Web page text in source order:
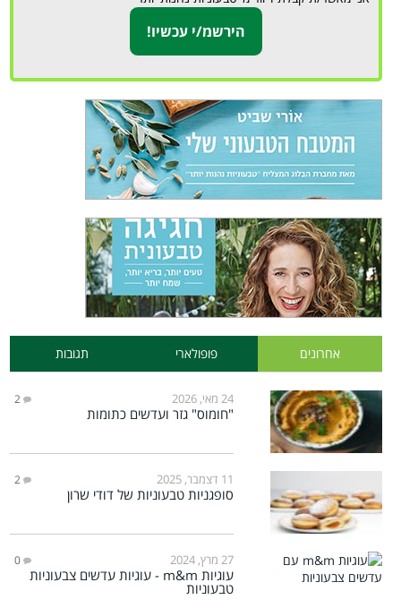
אחרונים פופולארי תגובות
24 מאי, 2026 2
"חומוס" גזר ועדשים כתומות
11 דצמבר, 2025 2
סופגניות טבעוניות של דודי שרון
27 מרץ, 2024 0
עוגיות m&m - עוגיות עדשים צבעוניות
טבעוניות